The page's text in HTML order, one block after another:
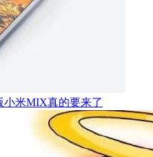
小米MIX真的要来了